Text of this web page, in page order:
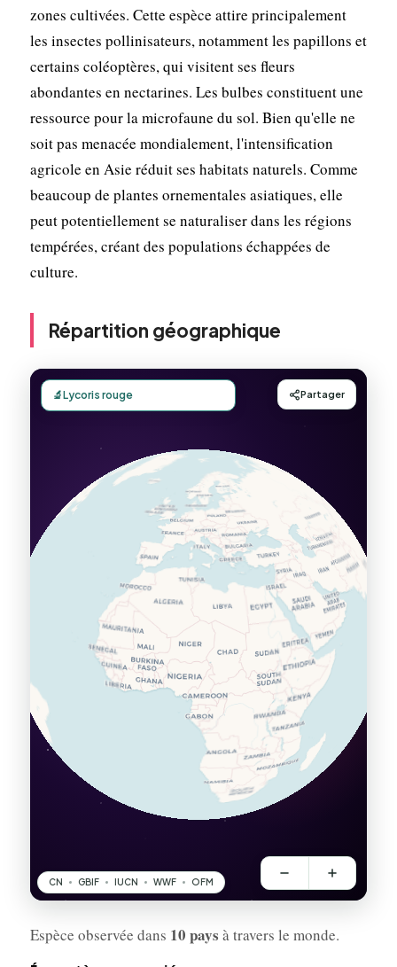
zones cultivées. Cette espèce attire principalement
les insectes pollinisateurs, notamment les papillons et
certains coléoptères, qui visitent ses fleurs
abondantes en nectarines. Les bulbes constituent une
ressource pour la microfaune du sol. Bien qu'elle ne
soit pas menacée mondialement, l'intensification
agricole en Asie réduit ses habitats naturels. Comme
beaucoup de plantes ornementales asiatiques, elle
peut potentiellement se naturaliser dans les régions
tempérées, créant des populations échappées de
culture.
Répartition géographique
Espèce observée dans 10 pays à travers le monde.